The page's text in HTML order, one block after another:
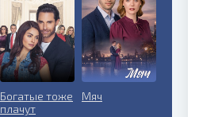
Богатые тоже
плачут
Мяч